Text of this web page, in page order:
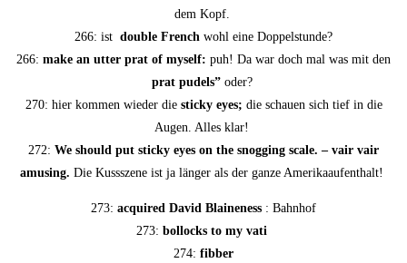
dem Kopf.
266: ist dou­ble French wohl eine Doppelstunde?
266: make an utter prat of mys­elf: puh! Da war doch mal was mit den
prat pudels”oder?
270: hier kom­men wie­der die sti­cky eyes; die schau­en sich tief in die
Augen. Alles klar!
272: We should put sti­cky eyes on the snog­ging sca­le. – vair vair
amusing. Die Kuss­sze­ne ist ja län­ger als der gan­ze Amerikaaufenthalt!
273: acqui­red David Blai­ne­n­ess : Bahnhof
273: bol­locks to my vati
274: fib­ber